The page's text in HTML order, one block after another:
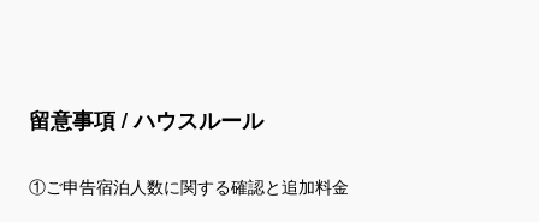
留意事項 / ハウスルール
①ご申告宿泊人数に関する確認と追加料金